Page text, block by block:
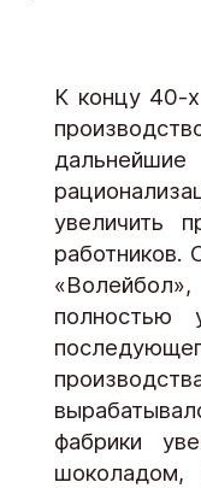
К концу 40-х
увеличить
работников.
полностью
фабрики